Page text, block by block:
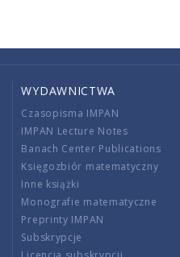
WYDAWNICTWA
Czasopisma IMPAN
IMPAN Lecture Notes
Banach Center Publications
Księgozbiór matematyczny
Inne książki
Monografie matematyczne
Preprinty IMPAN
Subskrypcje